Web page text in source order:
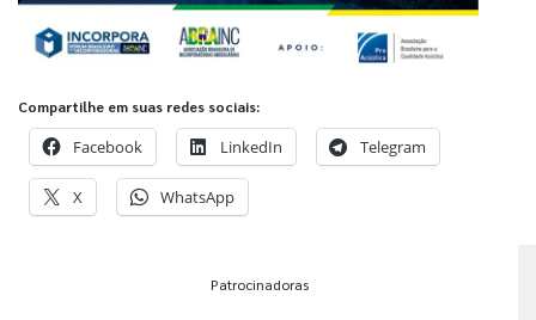
Compartilhe em suas redes sociais:
Facebook LinkedIn Telegram
X WhatsApp
Patrocinadoras